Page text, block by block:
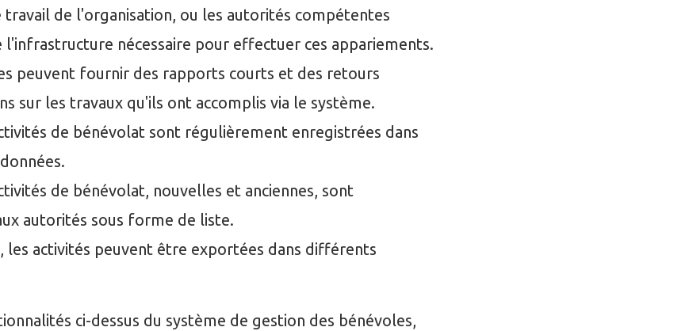
travail de l'organisation, ou les autorités compétentes
l'infrastructure nécessaire pour effectuer ces appariements.
peuvent fournir des rapports courts et des retours
sur les travaux qu'ils ont accomplis via le système.
de bénévolat sont régulièrement enregistrées dans
de bénévolat, nouvelles et anciennes, sont
autorités sous forme de liste.
les activités peuvent être exportées dans différents
ci-dessus du système de gestion des bénévoles,